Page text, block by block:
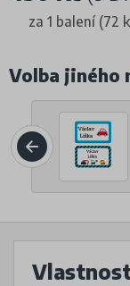
za 1 balení (72
Volba jiného